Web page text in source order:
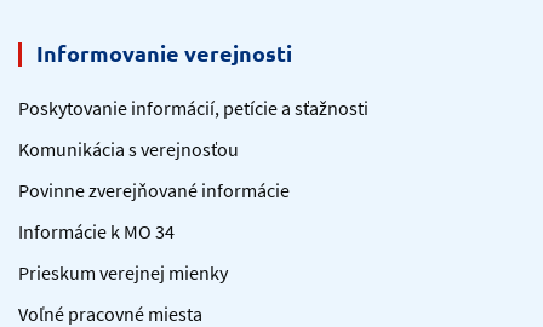
Informovanie verejnosti
Poskytovanie informácií, petície a sťažnosti
Komunikácia s verejnosťou
Povinne zverejňované informácie
Informácie k MO 34
Prieskum verejnej mienky
Voľné pracovné miesta